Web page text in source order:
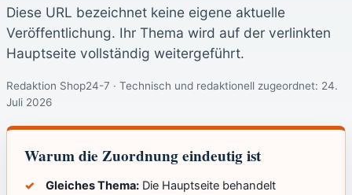
Diese URL bezeichnet keine eigene aktuelle
Veröffentlichung. Ihr Thema wird auf der verlinkten
Hauptseite vollständig weitergeführt.
Redaktion Shop24-7 · Technisch und redaktionell zugeordnet: 24.
Juli 2026
Warum die Zuordnung eindeutig ist
Gleiches Thema:Die Hauptseite behandelt